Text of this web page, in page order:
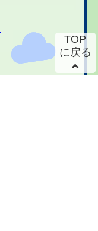
TOP
に戻る